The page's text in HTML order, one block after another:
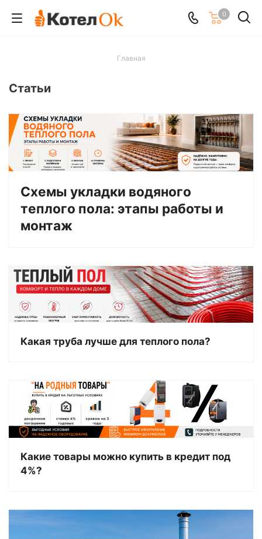
0
Главная
Статьи
Схемы укладки водяного
теплого пола: этапы работы и
монтаж
Какая труба лучше для теплого пола?
Какие товары можно купить в кредит под
4%?